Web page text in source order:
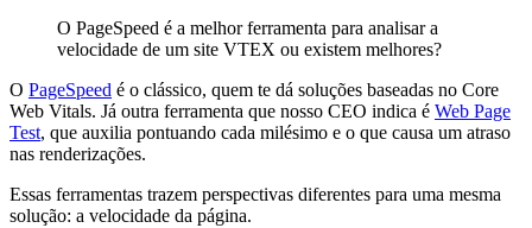
O PageSpeed é a melhor ferramenta para analisar a
velocidade de um site VTEX ou existem melhores?
O PageSpeed é o clássico, quem te dá soluções baseadas no Core
Web Vitals. Já outra ferramenta que nosso CEO indica é Web Page
Test, que auxilia pontuando cada milésimo e o que causa um atraso
nas renderizações.
Essas ferramentas trazem perspectivas diferentes para uma mesma
solução: a velocidade da página.